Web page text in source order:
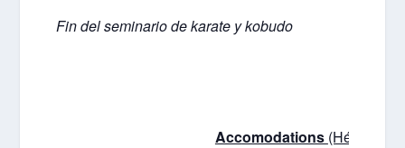
Fin del seminario de karate y kobudo
Accomodations